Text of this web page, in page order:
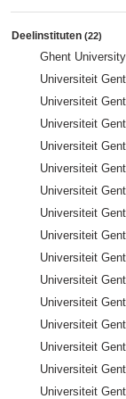
Deelinstituten (22)
Ghent
Universiteit
Universiteit
Universiteit
Universiteit
Universiteit
Universiteit
Universiteit
Universiteit
Universiteit
Universiteit
Universiteit
Universiteit
Universiteit
Universiteit
Universiteit